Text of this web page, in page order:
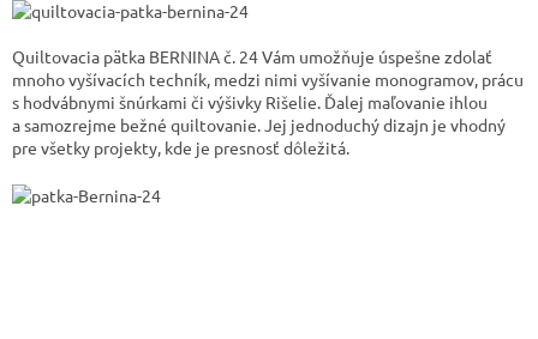
Quiltovacia pätka BERNINA č. 24 Vám umožňuje úspešne zdolať
mnoho vyšívacích techník, medzi nimi vyšívanie monogramov, prácu
s hodvábnymi šnúrkami či výšivky Rišelie. Ďalej maľovanie ihlou
a samozrejme bežné quiltovanie. Jej jednoduchý dizajn je vhodný
pre všetky projekty, kde je presnosť dôležitá.